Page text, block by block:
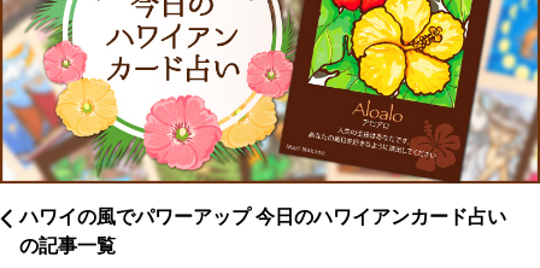
ハワイの風でパワーアップ 今日のハワイアンカード占い
の記事一覧